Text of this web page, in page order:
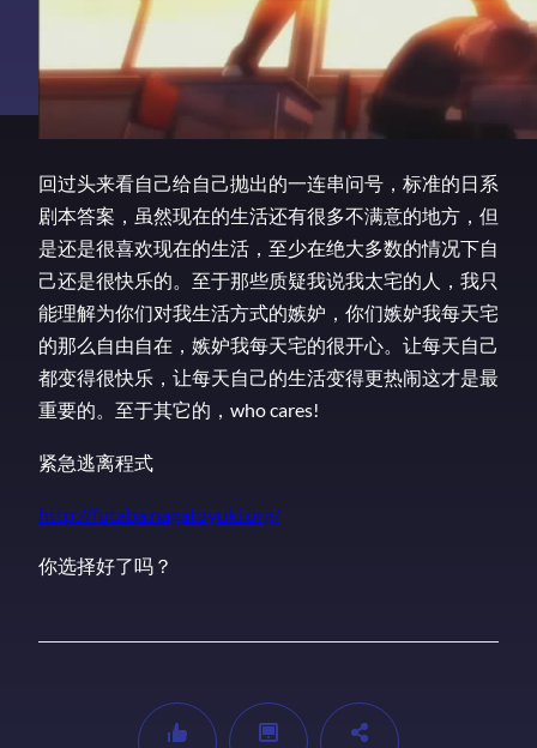
回过头来看自己给自己抛出的一连串问号，标准的日系
剧本答案，虽然现在的生活还有很多不满意的地方，但
是还是很喜欢现在的生活，至少在绝大多数的情况下自
己还是很快乐的。至于那些质疑我说我太宅的人，我只
能理解为你们对我生活方式的嫉妒，你们嫉妒我每天宅
的那么自由自在，嫉妒我每天宅的很开心。让每天自己
都变得很快乐，让每天自己的生活变得更热闹这才是最
重要的。至于其它的，who cares!
紧急逃离程式
http://futaba.nagatoyuki.org/
你选择好了吗？